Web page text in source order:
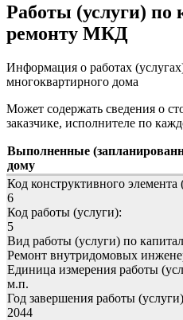
Работы (услуги) по
ремонту МКД
Информация о работах
многоквартирного дома
Может содержать сведения о
заказчике, исполнителе по
Выполненные
дому
Код конструктивного элемента
6
Код работы (услуги):
5
Вид работы (услуги) по
Ремонт внутридомовых
Единица измерения работы
м.п.
Год завершения работы
2044